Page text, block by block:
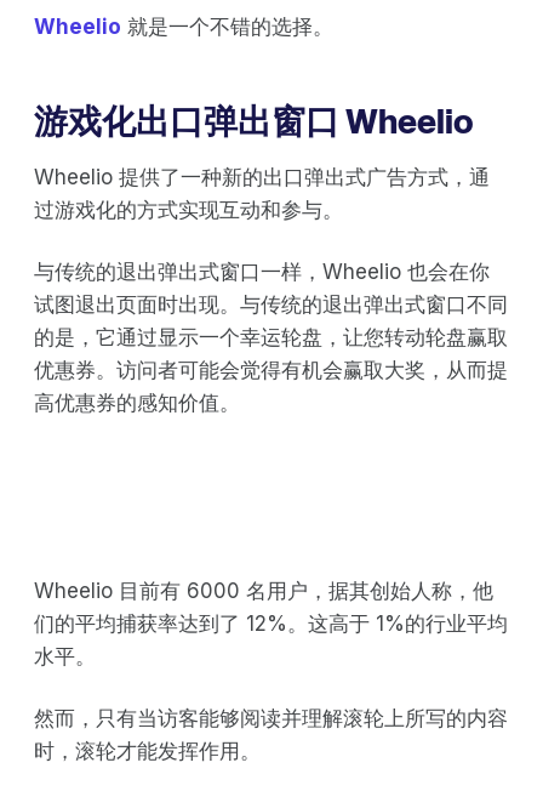
Wheelio 就是一个不错的选择。
游戏化出口弹出窗口 Wheelio
Wheelio 提供了一种新的出口弹出式广告方式，通
过游戏化的方式实现互动和参与。
与传统的退出弹出式窗口一样，Wheelio 也会在你
试图退出页面时出现。与传统的退出弹出式窗口不同
的是，它通过显示一个幸运轮盘，让您转动轮盘赢取
优惠券。访问者可能会觉得有机会赢取大奖，从而提
高优惠券的感知价值。
Wheelio 目前有 6000 名用户，据其创始人称，他
们的平均捕获率达到了 12%。这高于 1%的行业平均
水平。
然而，只有当访客能够阅读并理解滚轮上所写的内容
时，滚轮才能发挥作用。